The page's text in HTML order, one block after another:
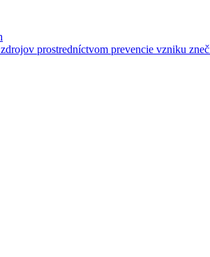
prostredníctvom prevencie vzniku